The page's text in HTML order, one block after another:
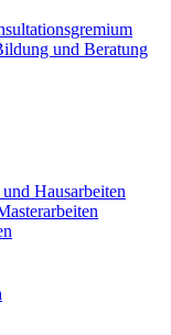
und Beratung
Hausarbeiten